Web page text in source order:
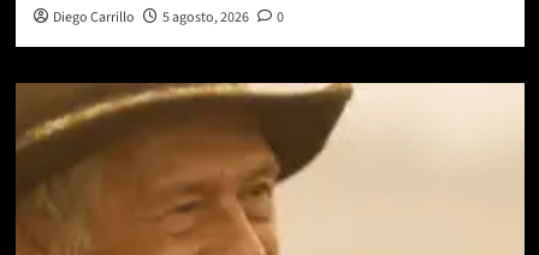
Diego Carrillo 5 agosto, 2026 0